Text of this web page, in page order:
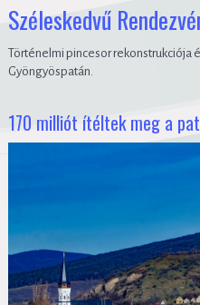
Széleskedvű
Történelmi pincesor rekonstrukciója
Gyöngyöspatán.
170 milliót ítéltek meg a